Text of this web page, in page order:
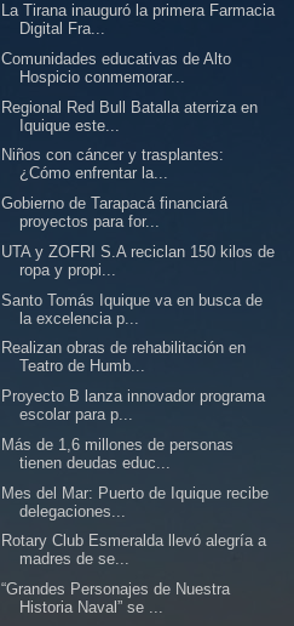
La Tirana inauguró la primera Farmacia
Digital Fra...
Comunidades educativas de Alto
Hospicio conmemorar...
Regional Red Bull Batalla aterriza en
Iquique este...
Niños con cáncer y trasplantes:
¿Cómo enfrentar la...
Gobierno de Tarapacá financiará
proyectos para for...
UTA y ZOFRI S.A reciclan 150 kilos de
ropa y propi...
Santo Tomás Iquique va en busca de
la excelencia p...
Realizan obras de rehabilitación en
Teatro de Humb...
Proyecto B lanza innovador programa
escolar para p...
Más de 1,6 millones de personas
tienen deudas educ...
Mes del Mar: Puerto de Iquique recibe
delegaciones...
Rotary Club Esmeralda llevó alegría a
madres de se...
“Grandes Personajes de Nuestra
Historia Naval” se ...